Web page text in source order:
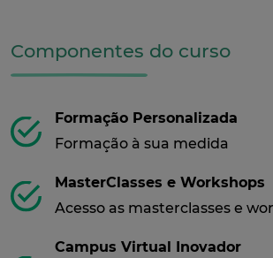
Componentes do curso
Formação Personalizada
Formação à sua medida
MasterClasses e Workshops
Acesso as masterclasses e
Campus Virtual Inovador